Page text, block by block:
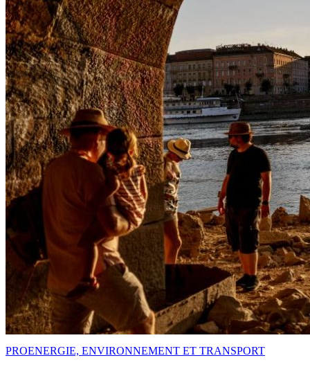
PROENERGIE, ENVIRONNEMENT ET TRANSPORT